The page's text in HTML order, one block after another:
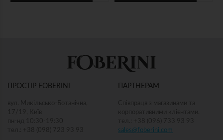
ПРОСТІР FOBERINI ПАРТНЕРАМ
sales@foberini.com